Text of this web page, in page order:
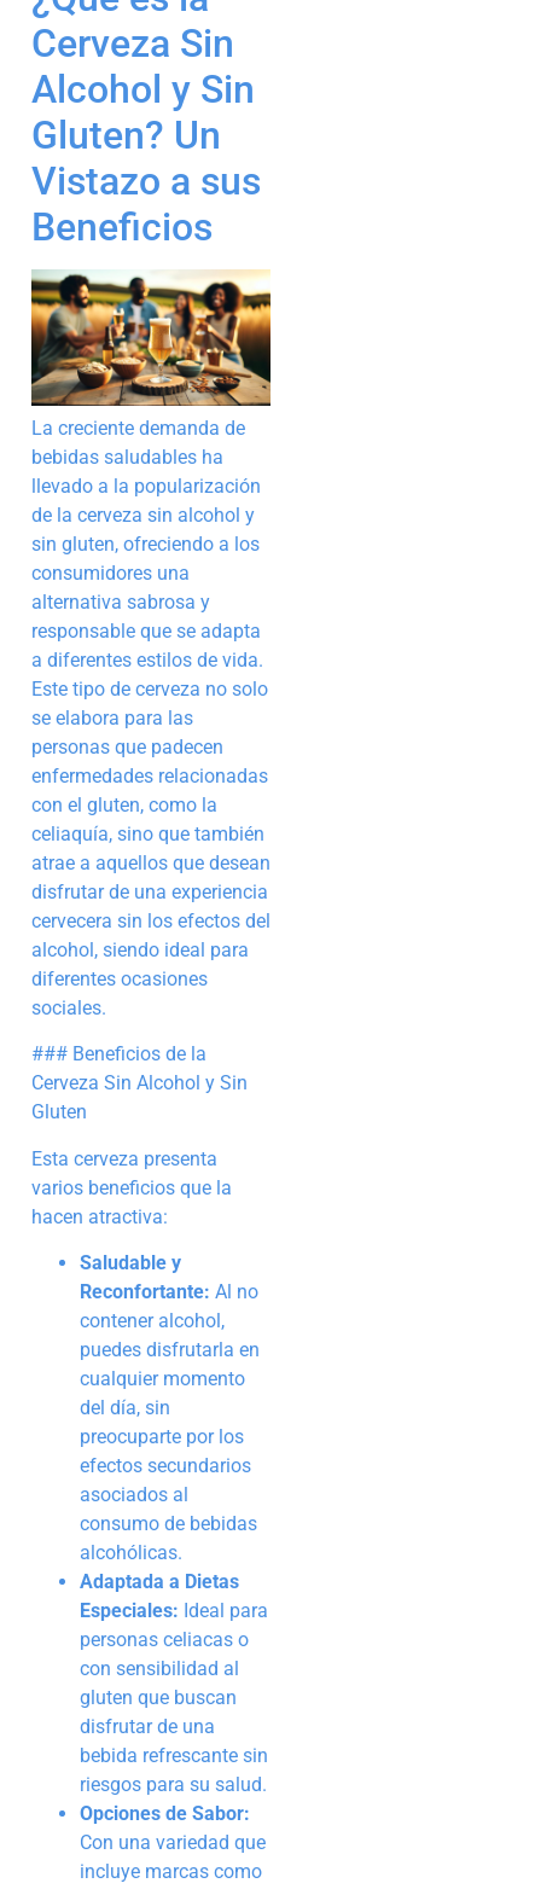
Cerveza Sin
Alcohol y Sin
Gluten? Un
Vistazo a sus
Beneficios
La creciente demanda de
bebidas saludables ha
llevado a la popularización
de la cerveza sin alcohol y
sin gluten, ofreciendo a los
consumidores una
alternativa sabrosa y
responsable que se adapta
a diferentes estilos de vida.
Este tipo de cerveza no solo
se elabora para las
personas que padecen
enfermedades relacionadas
con el gluten, como la
celiaquía, sino que también
atrae a aquellos que desean
disfrutar de una experiencia
cervecera sin los efectos del
alcohol, siendo ideal para
diferentes ocasiones
sociales.
### Beneficios de la
Cerveza Sin Alcohol y Sin
Gluten
Esta cerveza presenta
varios beneficios que la
hacen atractiva:
Saludable y
Reconfortante: Al no
contener alcohol,
puedes disfrutarla en
cualquier momento
del día, sin
preocuparte por los
efectos secundarios
asociados al
consumo de bebidas
alcohólicas.
Adaptada a Dietas
Especiales: Ideal para
personas celiacas o
con sensibilidad al
gluten que buscan
disfrutar de una
bebida refrescante sin
riesgos para su salud.
Opciones de Sabor:
Con una variedad que
incluye marcas como